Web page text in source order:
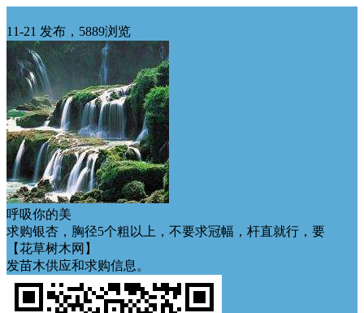
11-21 发布，5889浏览
呼吸你的美
求购银杏，胸径5个粗以上，不要求冠幅，杆直就行，要
【花草树木网】
发苗木供应和求购信息。